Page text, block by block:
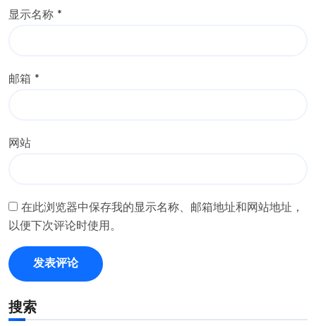
显示名称 *
邮箱 *
网站
在此浏览器中保存我的显示名称、邮箱地址和网站地址，
以便下次评论时使用。
搜索